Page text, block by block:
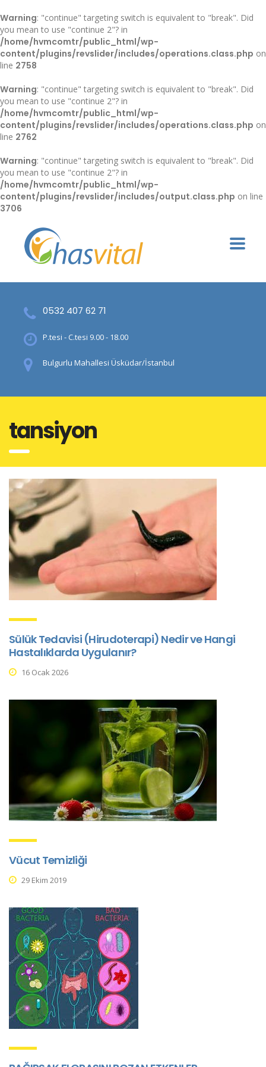
Warning: "continue" targeting switch is equivalent to "break". Did
you mean to use "continue 2"? in
/home/hvmcomtr/public_html/wp-
content/plugins/revslider/includes/operations.class.php on
line 2758
Warning: "continue" targeting switch is equivalent to "break". Did
you mean to use "continue 2"? in
/home/hvmcomtr/public_html/wp-
content/plugins/revslider/includes/operations.class.php on
line 2762
Warning: "continue" targeting switch is equivalent to "break". Did
you mean to use "continue 2"? in
/home/hvmcomtr/public_html/wp-
content/plugins/revslider/includes/output.class.php on line
3706
0532 407 62 71
P.tesi - C.tesi 9.00 - 18.00
Bulgurlu Mahallesi Üsküdar/İstanbul
tansiyon
Sülük Tedavisi (Hirudoterapi) Nedir ve Hangi
Hastalıklarda Uygulanır?
16 Ocak 2026
Vücut Temizliği
29 Ekim 2019